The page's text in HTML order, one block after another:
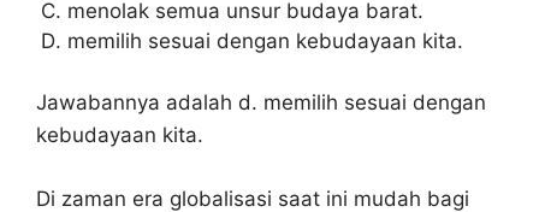
menolak semua unsur budaya barat.
memilih sesuai dengan kebudayaan kita.
Jawabannya adalah d. memilih sesuai dengan
kebudayaan kita.
Di zaman era globalisasi saat ini mudah bagi